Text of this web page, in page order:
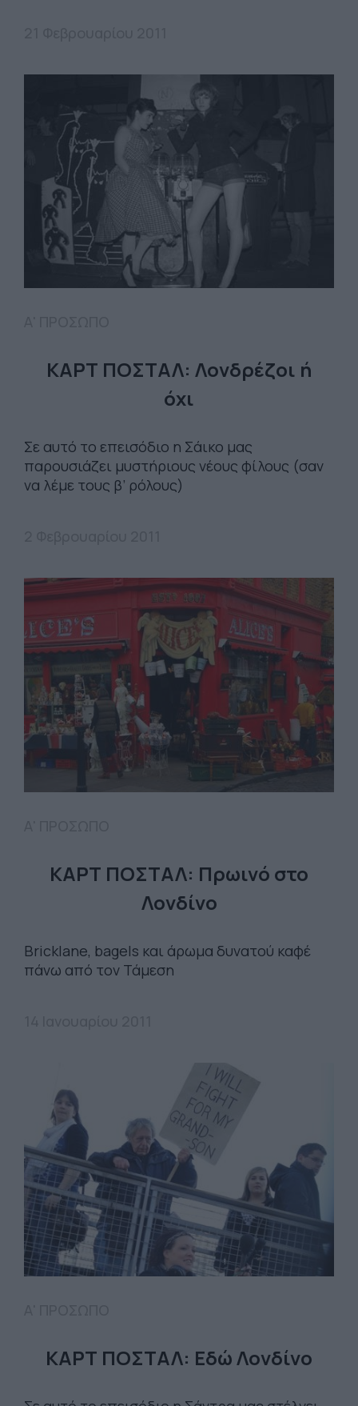
ΚΑΡΤ ΠΟΣΤΑΛ: Λονδρέζοι ή
όχι
Σε αυτό το επεισόδιο η Σάικο μας
παρουσιάζει μυστήριους νέους φίλους (σαν
να λέμε τους β’ ρόλους)
ΚΑΡΤ ΠΟΣΤΑΛ: Πρωινό στο
Λονδίνο
Bricklane, bagels και άρωμα δυνατού καφέ
πάνω από τον Τάμεση
ΚΑΡΤ ΠΟΣΤΑΛ: Εδώ Λονδίνο